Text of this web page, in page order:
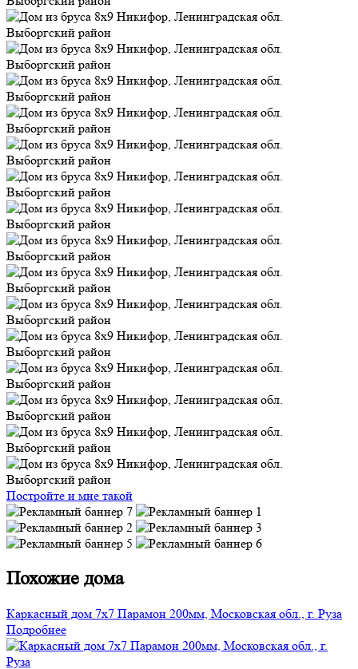
Постройте и мне такой
Похожие дома
Каркасный дом 7х7 Парамон 200мм, Московская обл., г. Руза
Подробнее